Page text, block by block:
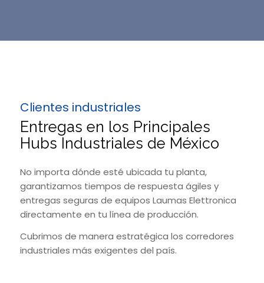
Clientes industriales
Entregas en los Principales
Hubs Industriales de México
No importa dónde esté ubicada tu planta,
garantizamos tiempos de respuesta ágiles y
entregas seguras de equipos Laumas Elettronica
directamente en tu línea de producción.
Cubrimos de manera estratégica los corredores
industriales más exigentes del país.